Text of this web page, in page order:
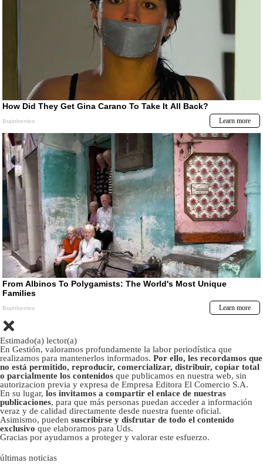
Estimado(a) lector(a)
En Gestión, valoramos profundamente la labor periodística que
realizamos para mantenerlos informados. Por ello, les recordamos que
no está permitido, reproducir, comercializar, distribuir, copiar total
o parcialmente los contenidos que publicamos en nuestra web, sin
autorizacion previa y expresa de Empresa Editora El Comercio S.A.
En su lugar, los invitamos a compartir el enlace de nuestras
publicaciones, para que más personas puedan acceder a información
veraz y de calidad directamente desde nuestra fuente oficial.
Asimismo, pueden suscribirse y disfrutar de todo el contenido
exclusivo que elaboramos para Uds.
Gracias por ayudarnos a proteger y valorar este esfuerzo.
últimas noticias